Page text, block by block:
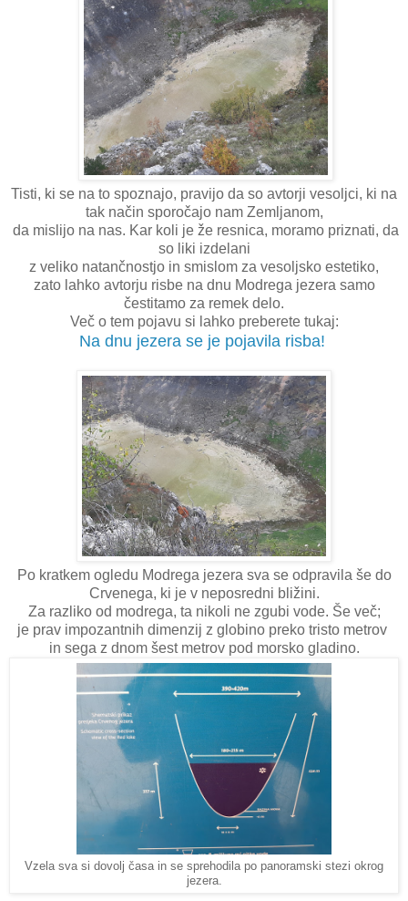
Tisti, ki se na to spoznajo, pravijo da so avtorji vesoljci, ki na
tak način sporočajo nam Zemljanom,
da mislijo na nas. Kar koli je že resnica, moramo priznati, da
so liki izdelani
z veliko natančnostjo in smislom za vesoljsko estetiko,
zato lahko avtorju risbe na dnu Modrega jezera samo
čestitamo za remek delo.
Več o tem pojavu si lahko preberete tukaj:
Na dnu jezera se je pojavila risba!
Po kratkem ogledu Modrega jezera sva se odpravila še do
Crvenega, ki je v neposredni bližini.
Za razliko od modrega, ta nikoli ne zgubi vode. Še več;
je prav impozantnih dimenzij z globino preko tristo metrov
in sega z dnom šest metrov pod morsko gladino.
Vzela sva si dovolj časa in se sprehodila po panoramski stezi okrog
jezera.